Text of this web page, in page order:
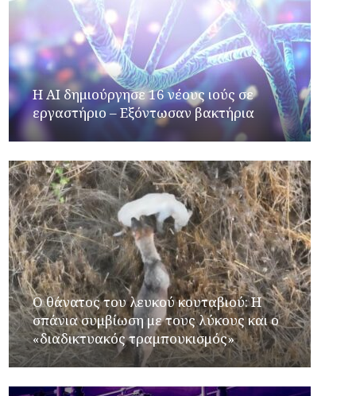
H AI δημιούργησε 16 νέους ιούς σε
εργαστήριο – Εξόντωσαν βακτήρια
Ο θάνατος του λευκού κουταβιού: Η
σπάνια συμβίωση με τους λύκους και ο
«διαδικτυακός τραμπουκισμός»